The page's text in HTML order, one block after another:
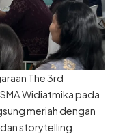
The 3rd
Widiatmika pada
meriah dengan
storytelling.